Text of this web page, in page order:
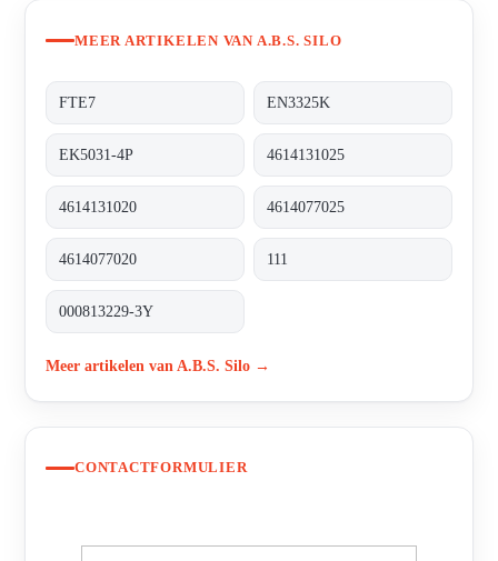
MEER ARTIKELEN VAN A.B.S. SILO
FTE7 EN3325K
EK5031-4P 4614131025
4614131020 4614077025
4614077020 111
000813229-3Y
Meer artikelen van A.B.S. Silo →
CONTACTFORMULIER